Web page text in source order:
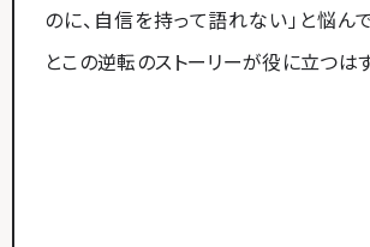
のに、自信を持って語れない」と悩ん
とこの逆転のストーリーが役に立つはず